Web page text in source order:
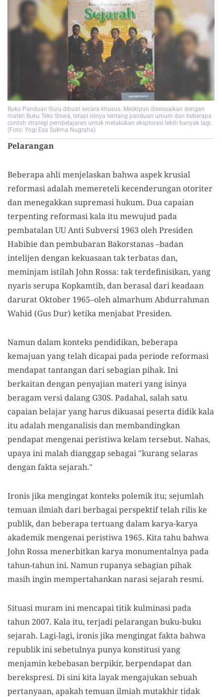
Buku Panduan Guru dibuat secara khusus. Meskipun disesuaikan dengan
materi Buku Teks Siswa, tetapi isinya tentang panduan umum dan beberapa
contoh strategi pembelajaran untuk melakukan eksplorasi lebih banyak lagi.
(Foto: Yogi Esa Sukma Nugraha)
Pelarangan
Beberapa ahli menjelaskan bahwa aspek krusial
reformasi adalah memereteli kecenderungan otoriter
dan menegakkan supremasi hukum. Dua capaian
terpenting reformasi kala itu mewujud pada
pembatalan UU Anti Subversi 1963 oleh Presiden
Habibie dan pembubaran Bakorstanas –badan
intelijen dengan kekuasaan tak terbatas dan,
meminjam istilah John Rossa: tak terdefinisikan, yang
nyaris serupa Kopkamtib, dan berasal dari keadaan
darurat Oktober 1965–oleh almarhum Abdurrahman
Wahid (Gus Dur) ketika menjabat Presiden.
Namun dalam konteks pendidikan, beberapa
kemajuan yang telah dicapai pada periode reformasi
mendapat tantangan dari sebagian pihak. Ini
berkaitan dengan penyajian materi yang isinya
beragam versi dalang G30S. Padahal, salah satu
capaian belajar yang harus dikuasai peserta didik kala
itu adalah menganalisis dan membandingkan
pendapat mengenai peristiwa kelam tersebut. Nahas,
upaya ini malah dianggap sebagai "kurang selaras
dengan fakta sejarah."
Ironis jika mengingat konteks polemik itu; sejumlah
temuan ilmiah dari berbagai perspektif telah rilis ke
publik, dan beberapa tertuang dalam karya-karya
akademik mengenai peristiwa 1965. Kita tahu bahwa
John Rossa menerbitkan karya monumentalnya pada
tahun-tahun ini. Namun rupanya sebagian pihak
masih ingin mempertahankan narasi sejarah resmi.
Situasi muram ini mencapai titik kulminasi pada
tahun 2007. Kala itu, terjadi pelarangan buku-buku
sejarah. Lagi-lagi, ironis jika mengingat fakta bahwa
republik ini sebetulnya punya konstitusi yang
menjamin kebebasan berpikir, berpendapat dan
berekspresi. Di sini kita layak mengajukan sebuah
pertanyaan, apakah temuan ilmiah mutakhir tidak